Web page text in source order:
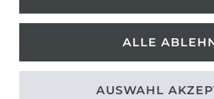
Copyright 2026 | Alle
ALLE
AUSWAHL